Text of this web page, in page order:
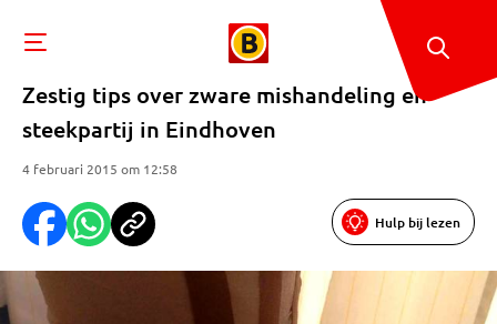
Zestig tips over zware mishandeling en
steekpartij in Eindhoven
4 februari 2015 om 12:58
Hulp bij lezen